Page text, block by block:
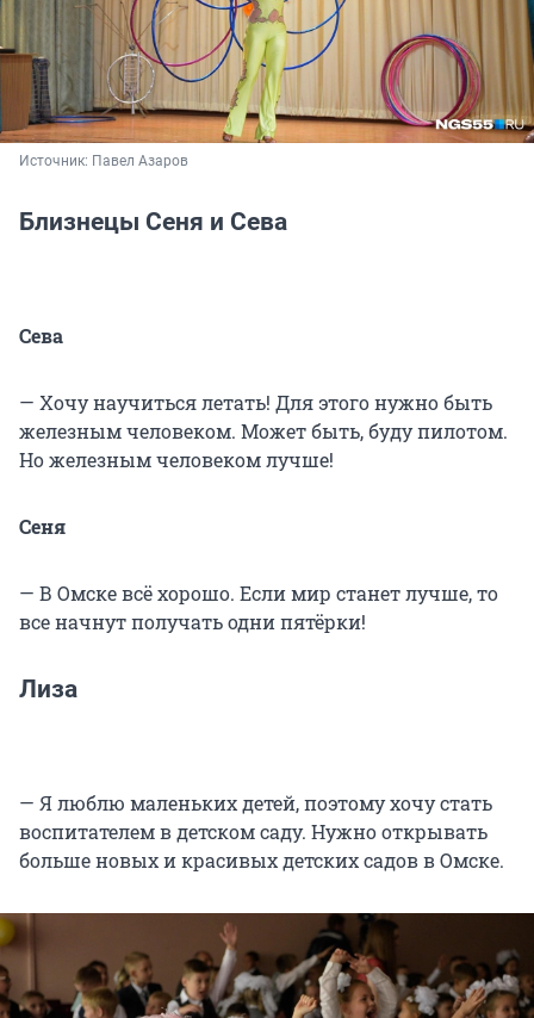
Источник: Павел Азаров
Близнецы Сеня и Сева
Сева
— Хочу научиться летать! Для этого нужно быть
железным человеком. Может быть, буду пилотом.
Но железным человеком лучше!
Сеня
— В Омске всё хорошо. Если мир станет лучше, то
все начнут получать одни пятёрки!
Лиза
— Я люблю маленьких детей, поэтому хочу стать
воспитателем в детском саду. Нужно открывать
больше новых и красивых детских садов в Омске.